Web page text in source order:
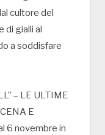
cultore del
di gialli al
a soddisfare
– LE ULTIME
E
6 novembre in